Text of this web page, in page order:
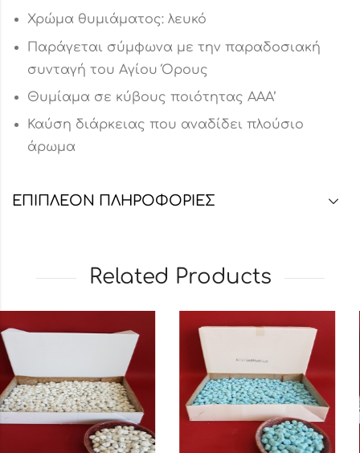
Χρώμα θυμιάματος: λευκό
Παράγεται σύμφωνα με την παραδοσιακή
συνταγή του Αγίου Όρους
Θυμίαμα σε κύβους ποιότητας ΑΑΑ’
Καύση διάρκειας που αναδίδει πλούσιο
άρωμα
ΕΠΙΠΛΈΟΝ ΠΛΗΡΟΦΟΡΊΕΣ
Related Products